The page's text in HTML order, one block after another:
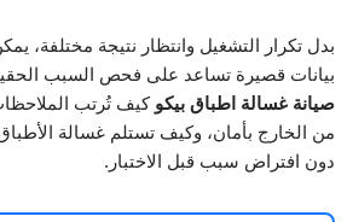
بدل تكرار التشغيل وانتظار نتيجة مختلفة،
بيانات قصيرة تساعد على فحص السبب
صيانة غسالة اطباق بيكو كيف تُرتب
من الخارج بأمان، وكيف تستلم غسالة
دون افتراض سبب قبل الاختبار.